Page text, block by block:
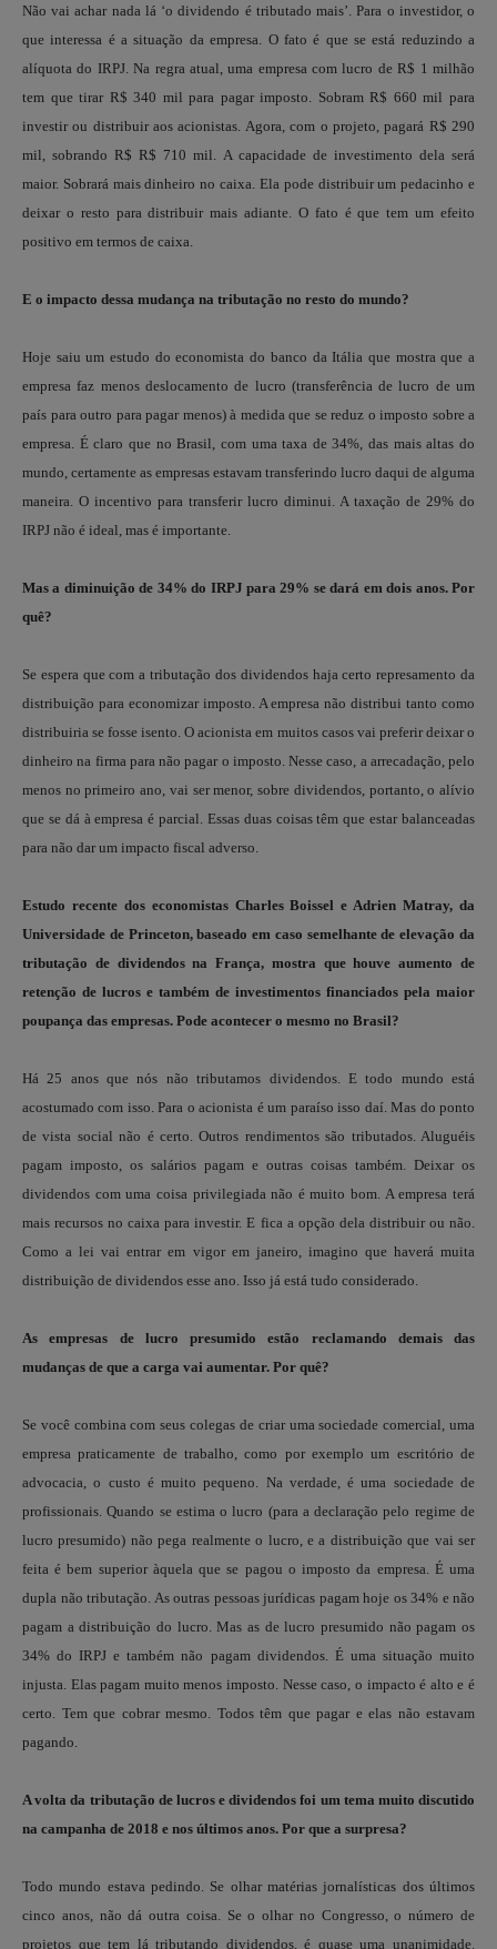
Não vai achar nada lá ‘o dividendo é tributado mais’. Para o investidor, o
que interessa é a situação da empresa. O fato é que se está reduzindo a
alíquota do IRPJ. Na regra atual, uma empresa com lucro de R$ 1 milhão
tem que tirar R$ 340 mil para pagar imposto. Sobram R$ 660 mil para
investir ou distribuir aos acionistas. Agora, com o projeto, pagará R$ 290
mil, sobrando R$ R$ 710 mil. A capacidade de investimento dela será
maior. Sobrará mais dinheiro no caixa. Ela pode distribuir um pedacinho e
deixar o resto para distribuir mais adiante. O fato é que tem um efeito
positivo em termos de caixa.
E o impacto dessa mudança na tributação no resto do mundo?
Hoje saiu um estudo do economista do banco da Itália que mostra que a
empresa faz menos deslocamento de lucro (transferência de lucro de um
país para outro para pagar menos) à medida que se reduz o imposto sobre a
empresa. É claro que no Brasil, com uma taxa de 34%, das mais altas do
mundo, certamente as empresas estavam transferindo lucro daqui de alguma
maneira. O incentivo para transferir lucro diminui. A taxação de 29% do
IRPJ não é ideal, mas é importante.
Mas a diminuição de 34% do IRPJ para 29% se dará em dois anos. Por
quê?
Se espera que com a tributação dos dividendos haja certo represamento da
distribuição para economizar imposto. A empresa não distribui tanto como
distribuiria se fosse isento. O acionista em muitos casos vai preferir deixar o
dinheiro na firma para não pagar o imposto. Nesse caso, a arrecadação, pelo
menos no primeiro ano, vai ser menor, sobre dividendos, portanto, o alívio
que se dá à empresa é parcial. Essas duas coisas têm que estar balanceadas
para não dar um impacto fiscal adverso.
Estudo recente dos economistas Charles Boissel e Adrien Matray, da
Universidade de Princeton, baseado em caso semelhante de elevação da
tributação de dividendos na França, mostra que houve aumento de
retenção de lucros e também de investimentos financiados pela maior
poupança das empresas. Pode acontecer o mesmo no Brasil?
Há 25 anos que nós não tributamos dividendos. E todo mundo está
acostumado com isso. Para o acionista é um paraíso isso daí. Mas do ponto
de vista social não é certo. Outros rendimentos são tributados. Aluguéis
pagam imposto, os salários pagam e outras coisas também. Deixar os
dividendos com uma coisa privilegiada não é muito bom. A empresa terá
mais recursos no caixa para investir. E fica a opção dela distribuir ou não.
Como a lei vai entrar em vigor em janeiro, imagino que haverá muita
distribuição de dividendos esse ano. Isso já está tudo considerado.
As empresas de lucro presumido estão reclamando demais das
mudanças de que a carga vai aumentar. Por quê?
Se você combina com seus colegas de criar uma sociedade comercial, uma
empresa praticamente de trabalho, como por exemplo um escritório de
advocacia, o custo é muito pequeno. Na verdade, é uma sociedade de
profissionais. Quando se estima o lucro (para a declaração pelo regime de
lucro presumido) não pega realmente o lucro, e a distribuição que vai ser
feita é bem superior àquela que se pagou o imposto da empresa. É uma
dupla não tributação. As outras pessoas jurídicas pagam hoje os 34% e não
pagam a distribuição do lucro. Mas as de lucro presumido não pagam os
34% do IRPJ e também não pagam dividendos. É uma situação muito
injusta. Elas pagam muito menos imposto. Nesse caso, o impacto é alto e é
certo. Tem que cobrar mesmo. Todos têm que pagar e elas não estavam
pagando.
A volta da tributação de lucros e dividendos foi um tema muito discutido
na campanha de 2018 e nos últimos anos. Por que a surpresa?
Todo mundo estava pedindo. Se olhar matérias jornalísticas dos últimos
cinco anos, não dá outra coisa. Se o olhar no Congresso, o número de
projetos que tem lá tributando dividendos, é quase uma unanimidade.